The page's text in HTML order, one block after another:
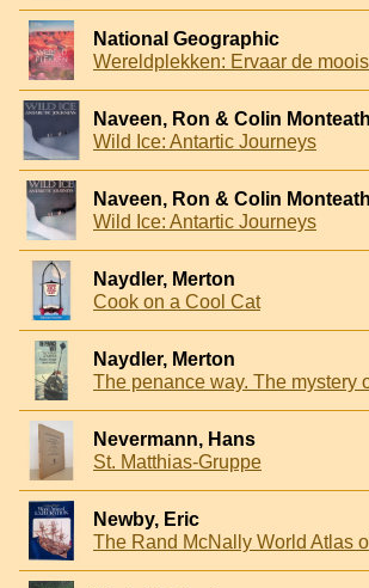
National Geographic
Wild Ice: Antartic Journeys
Wild Ice: Antartic Journeys
Naydler, Merton
Cook on a Cool Cat
Naydler, Merton
Nevermann, Hans
St. Matthias-Gruppe
Newby, Eric